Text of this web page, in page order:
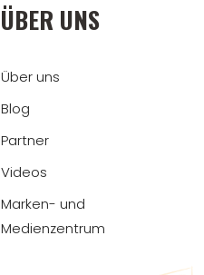
ÜBER UNS
Über uns
Blog
Partner
Videos
Marken- und
Medienzentrum